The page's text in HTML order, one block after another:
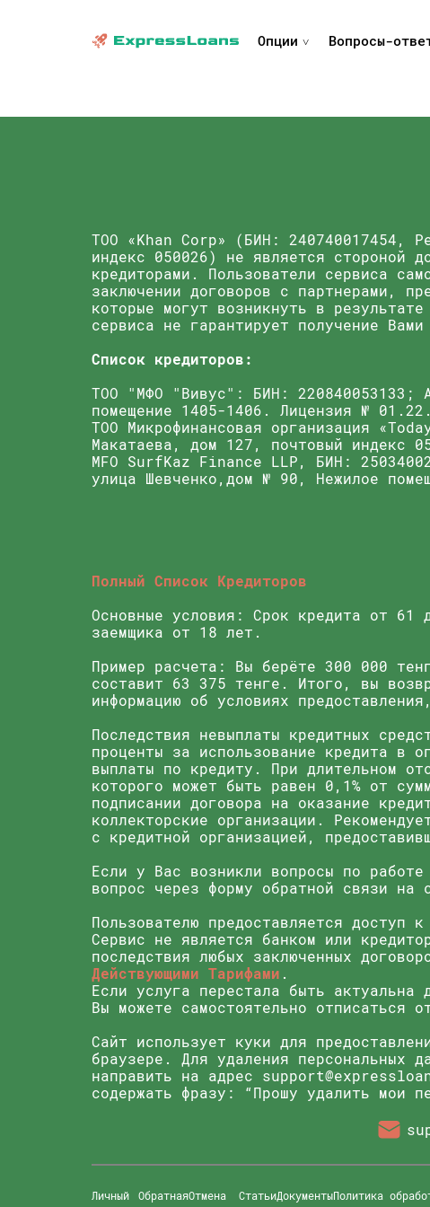
Опции Вопросы-
ТОО «Khan Corp» (БИН: 240740017454,
индекс 050026) не является стороной
кредиторами. Пользователи сервиса
заключении договоров с партнерами,
которые могут возникнуть в
сервиса не гарантирует получение
Список кредиторов:
TОО "МФО "Вивус": БИН: 220840053133;
помещение 1405-1406. Лицензия №
ТОО Микрофинансовая организация
Макатаева, дом 127, почтовый
MFO SurfKaz Finance LLP, БИН:
улица Шевченко,дом № 90, Нежилое
Полный Список Кредиторов
Основные условия: Срок кредита от
заемщика от 18 лет.
Пример расчета: Вы берёте 300 000
составит 63 375 тенге. Итого, вы
информацию об условиях
Последствия невыплаты кредитных
проценты за использование кредита в
выплаты по кредиту. При длительном
которого может быть равен 0,1% от
подписании договора на оказание
коллекторские организации.
с кредитной организацией,
Если у Вас возникли вопросы по
вопрос через форму обратной связи на
Пользователю предоставляется доступ
Сервис не является банком или
последствия любых заключенных
Действующими Тарифами .
Если услуга перестала быть
Вы можете самостоятельно отписаться
Сайт использует куки для
браузере. Для удаления персональных
направить на адрес
содержать фразу: “Прошу удалить мои
Личный
ОбратнаяОтмена
СтатьиДокументыПолитика